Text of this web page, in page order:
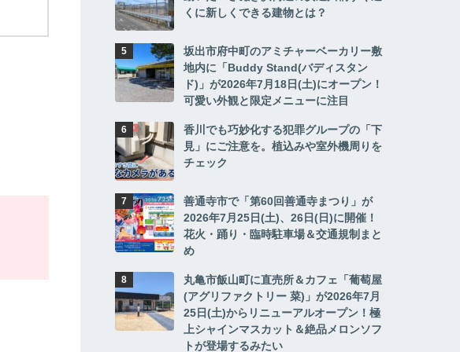
くに新しくできる建物とは？
坂出市府中町のアミチャーベーカリー敷
地内に「Buddy Stand(バディスタン
ド)」が2026年7月18日(土)にオープン！
可愛い外観と限定メニューに注目
香川でも巧妙化する犯罪グループの「下
見」にご注意を。植込みや室外機周りを
チェック
善通寺市で「第60回善通寺まつり」が
2026年7月25日(土)、26日(日)に開催！
花火・踊り・臨時駐車場＆交通規制まと
め
丸亀市飯山町に直売所＆カフェ「葡萄屋
(アグリファクトリー 菜)」が2026年7月
25日(土)からリニューアルオープン！極
上シャインマスカット＆絶品メロンソフ
トが登場するみたい